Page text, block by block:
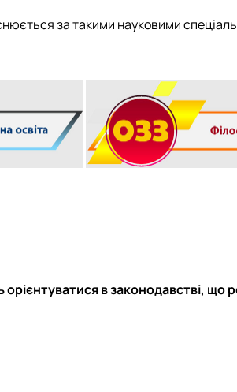
за такими науковими
в законодавстві, що